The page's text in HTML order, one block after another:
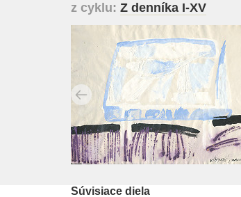
z cyklu: Z denníka I-XV
Súvisiace diela